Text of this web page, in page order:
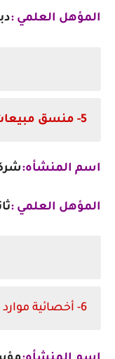
المؤهل العلمي :
5- منسق مبيعات
اسم المنشأه:
المؤهل العلمي :
6- أخصائية موارد بشرية